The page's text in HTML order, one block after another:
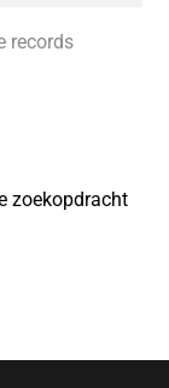
records
zoekopdracht